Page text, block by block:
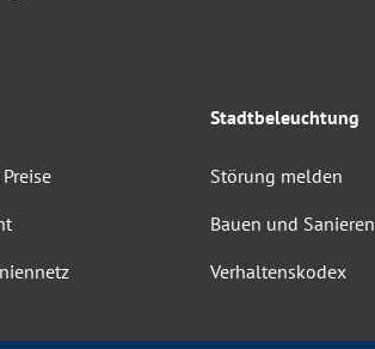
Stadtbeleuchtung
Störung melden
Bauen und Sanieren
Verhaltenskodex